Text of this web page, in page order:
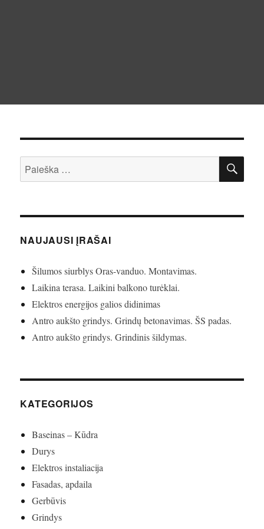
Ieškoti:
NAUJAUSI ĮRAŠAI
Šilumos siurblys Oras-vanduo. Montavimas.
Laikina terasa. Laikini balkono turėklai.
Elektros energijos galios didinimas
Antro aukšto grindys. Grindų betonavimas. ŠS padas.
Antro aukšto grindys. Grindinis šildymas.
KATEGORIJOS
Baseinas – Kūdra
Durys
Elektros instaliacija
Fasadas, apdaila
Gerbūvis
Grindys